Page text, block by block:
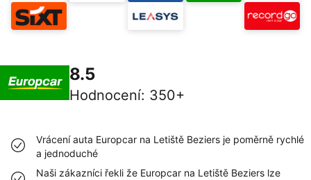
8.5
Hodnocení: 350+
Vrácení auta Europcar na Letiště Beziers je poměrně rychlé
a jednoduché
Naši zákazníci řekli že Europcar na Letiště Beziers lze